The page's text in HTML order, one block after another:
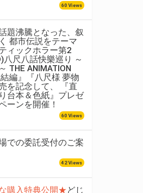
60 Views
題沸騰となった、叙
都市伝説をテーマ
ィックホラー第2
八尺八話快樂巡り ～
THE ANIMATION
結編』『八尺様 夢物
を記念して、 『直
台本＆色紙』プレゼ
ーンを開催！
60 Views
での委託受付のご案
42 Views
購入特典公開★どじ